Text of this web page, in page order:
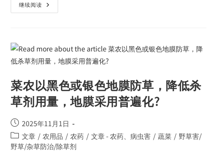
继续阅读
菜农以黑色或银色地膜防草，降低杀
草剂用量，地膜采用普遍化?
2025年11月1日
文章 / 农用品 / 农药 / 文章 - 农药、病虫害 / 蔬菜 / 野草害/
野草/杂草防治/除草剂